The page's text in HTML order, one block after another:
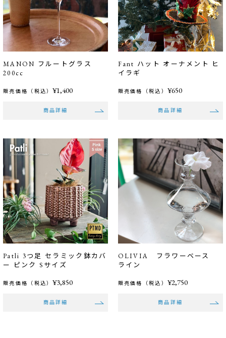
MANON フルートグラス
200cc
販売価格（税込）¥1,400
商品詳細
Fant ハット オーナメント ヒ
イラギ
販売価格（税込） ¥650
商品詳細
Patli 3つ足 セラミック鉢カバ
ー ピンク Sサイズ
販売価格（税込）¥3,850
商品詳細
OLIVIA フラワーベース
ライン
販売価格（税込） ¥2,750
商品詳細